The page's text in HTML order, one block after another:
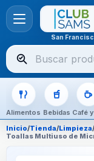
San
Buscar
productos
Alimentos Bebidas Café
Inicio/Tienda/Limpieza/
Toallas Multiuso de